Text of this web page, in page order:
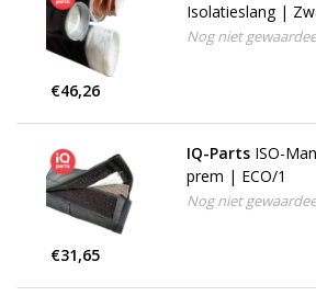
Isolatieslang |
Nog niet
€46,26
IQ-Parts ISO-
prem | ECO/1
Nog niet
€31,65